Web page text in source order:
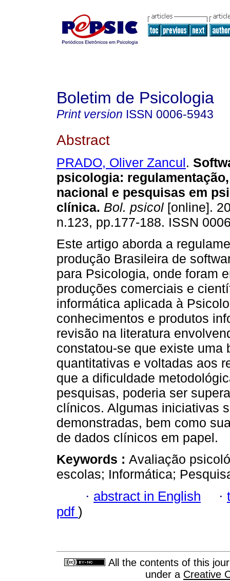
Boletim de Psicologia
Print version ISSN 0006-5943
Abstract
PRADO, Oliver Zancul.
psicologia:
nacional e pesquisas em
clínica. Bol. psicol [online].
n.123, pp.177-188. ISSN
Este artigo aborda a
produção Brasileira de
para Psicologia, onde foram
produções comerciais e
informática aplicada à
conhecimentos e produtos
revisão na literatura
constatou-se que existe uma
quantitativas e voltadas aos
que a dificuldade
pesquisas, poderia ser
clínicos. Algumas iniciativas
demonstradas, bem como
de dados clínicos em papel.
Keywords : Avaliação
escolas; Informática;
· abstract in English ·
pdf )
All the contents of this
under a Creative